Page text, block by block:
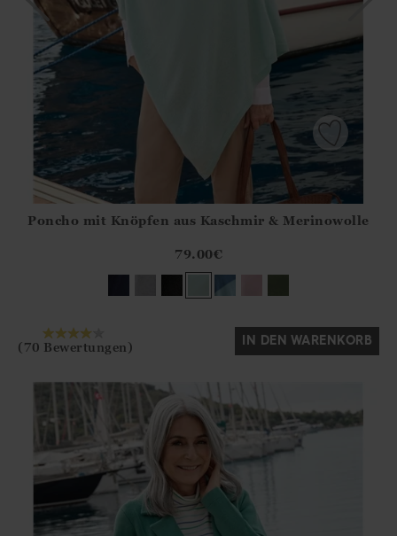
?? ""
Ja Nein
Poncho mit Knöpfen aus Kaschmir & Merinowolle
79.00€
(70 Bewertungen) IN DEN WARENKORB